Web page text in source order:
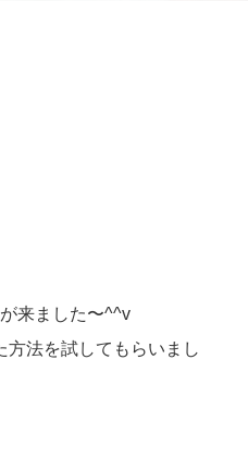
来ました〜^^v
法を試してもらいまし